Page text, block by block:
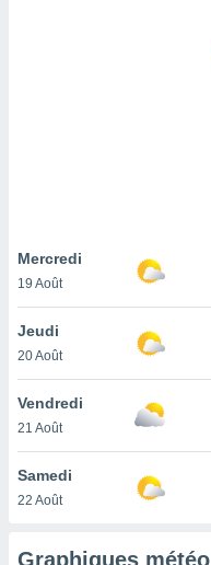
notre
que
et que
Mercredi
19 Août
Jeudi
20 Août
Vendredi
21 Août
Samedi
22 Août
Graphiques météo